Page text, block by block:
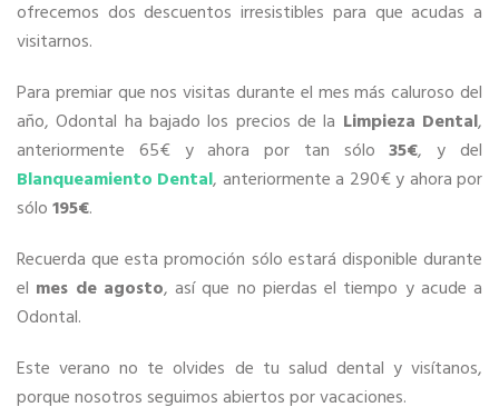
ofrecemos dos descuentos irresistibles para que acudas a
visitarnos.
Para premiar que nos visitas durante el mes más caluroso del
año, Odontal ha bajado los precios de la Limpieza Dental,
anteriormente 65€ y ahora por tan sólo35€, y del
Blanqueamiento Dental, anteriormente a 290€ y ahora por
sólo195€.
Recuerda que esta promoción sólo estará disponible durante
el mes de agosto, así que no pierdas el tiempo y acude a
Odontal.
Este verano no te olvides de tu salud dental y visítanos,
porque nosotros seguimos abiertos por vacaciones.